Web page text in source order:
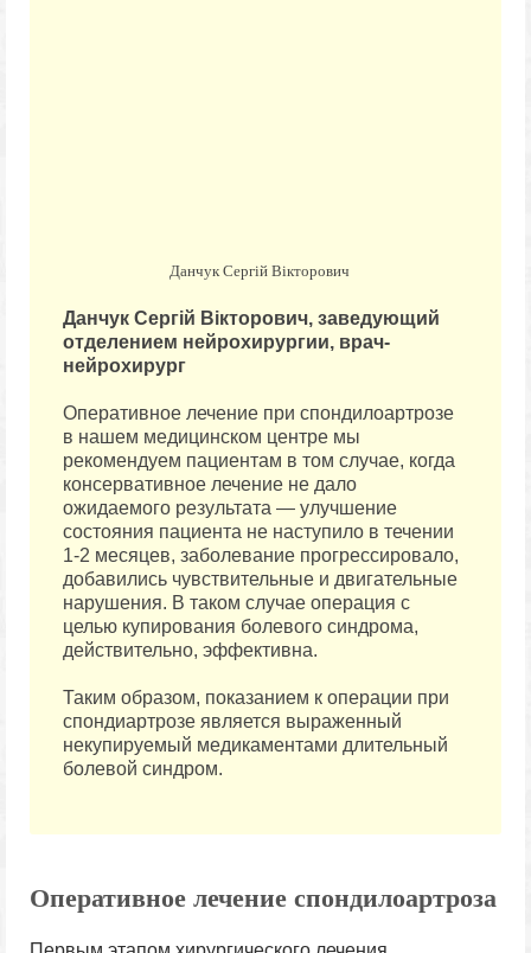
Данчук Сергій Вікторович
Данчук Сергій Вікторович, заведующий
отделением нейрохирургии, врач-
нейрохирург
Оперативное лечение при спондилоартрозе
в нашем медицинском центре мы
рекомендуем пациентам в том случае, когда
консервативное лечение не дало
ожидаемого результата — улучшение
состояния пациента не наступило в течении
1-2 месяцев, заболевание прогрессировало,
добавились чувствительные и двигательные
нарушения. В таком случае операция с
целью купирования болевого синдрома,
действительно, эффективна.
Таким образом, показанием к операции при
спондиартрозе является выраженный
некупируемый медикаментами длительный
болевой синдром.
Оперативное лечение спондилоартроза